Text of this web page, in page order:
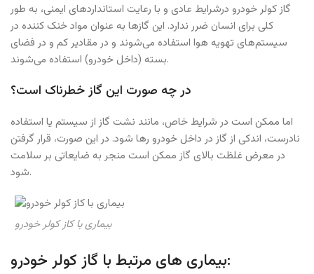
گاز کولر خودرو درشرایط عادی و با رعایت استانداردهای ایمنی، به طور
کلی برای انسان ضرر ندارد. این گازها به عنوان مواد خنک کننده در
سیستم‌های تهویه هوا استفاده می‌شوند و در مقادیر کم و در فضای
بسته (داخل خودرو) استفاده می‌شوند.
در چه صورت این گاز خطرناک است؟
اما ممکن است در شرایط خاص، مانند نشت گاز از سیستم یا استفاده
نادرست، اندکی از گاز در داخل خودرو رها شود. در این صورت، قرار گرفتن
در معرض غلظت بالای گاز ممکن است منجر به ضایعاتی بر سلامت
شود.
بیماری با کاز کولر خودرو
بیماری های مرتبط با گاز کولر خودرو: